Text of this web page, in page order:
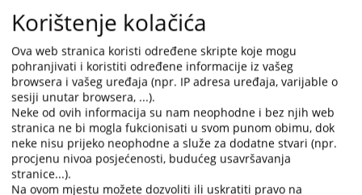
Kontakt
Kancelarija disciplinskog tužioca
Odjeljenje za odnose s javnošću predsjednika
VSTS-a BiH
Kontakt
Sekretarijat VSTS BiH
Kontakt
Korisni linkovi
Korisni linkovi
Mapa stranice
Mapa stranice
Korištenje kolačića
Ova web stranica koristi određene skripte koje mogu
pohranjivati i koristiti određene informacije iz vašeg
browsera i vašeg uređaja (npr. IP adresa uređaja, varijable o
sesiji unutar browsera, ...).
Neke od ovih informacija su nam neophodne i bez njih web
stranica ne bi mogla fukcionisati u svom punom obimu, dok
neke nisu prijeko neophodne a služe za dodatne stvari (npr.
procjenu nivoa posjećenosti, budućeg usavršavanja
stranice...).
Na ovom mjestu možete dozvoliti ili uskratiti pravo na